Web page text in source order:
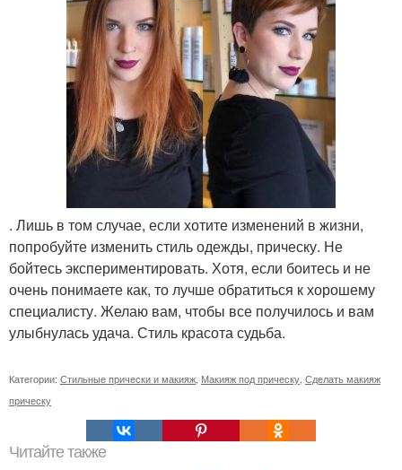
. Лишь в том случае, если хотите изменений в жизни,
попробуйте изменить стиль одежды, прическу. Не
бойтесь экспериментировать. Хотя, если боитесь и не
очень понимаете как, то лучше обратиться к хорошему
специалисту. Желаю вам, чтобы все получилось и вам
улыбнулась удача. Стиль красота судьба.
Категории: Стильные прически и макияж Макияж под прическу Сделать макияж
прическу
Читайте также